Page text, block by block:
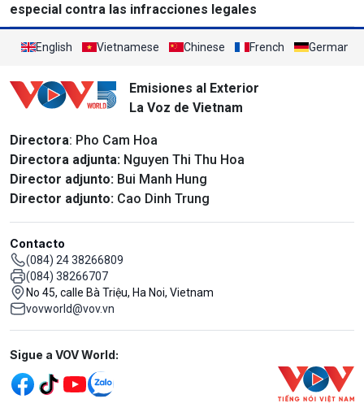
especial contra las infracciones legales
English Vietnamese Chinese French German
Emisiones al Exterior
La Voz de Vietnam
Directora: Pho Cam Hoa
Directora adjunta: Nguyen Thi Thu Hoa
Director adjunto: Bui Manh Hung
Director adjunto: Cao Dinh Trung
Contacto
(084) 24 38266809
(084) 38266707
No 45, calle Bà Triệu, Ha Noi, Vietnam
vovworld@vov.vn
Mạng xã hội
Sigue a VOV World: